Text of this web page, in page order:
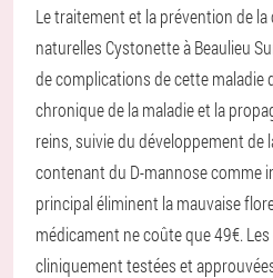
Le traitement et la prévention de
naturelles Cystonette à Beaulieu
de complications de cette
chronique de la maladie et la
reins, suivie du développement de
contenant du D-mannose comme
principal éliminent la mauvaise
médicament ne coûte que 49€.
cliniquement testées et